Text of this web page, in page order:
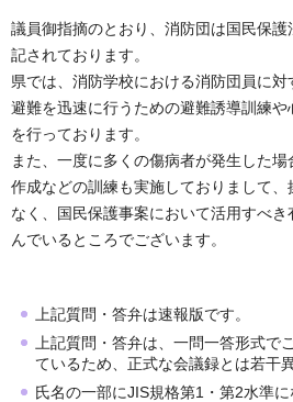
議員御指摘のとおり、消防団は国民保
記されております。
県では、消防学校における消防団員に
避難を迅速に行うための避難誘導訓練
を行っております。
また、一度に多くの傷病者が発生した
作成などの訓練も実施しておりまして
なく、国民保護事案において活用すべ
んでいるところでございます。
上記質問・答弁は速報版です。
上記質問・答弁は、一問一答形式で
ているため、正式な会議録とは若干
氏名の一部にJIS規格第1・第2水準